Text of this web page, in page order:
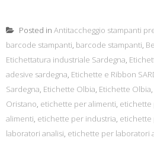
Posted in Antitaccheggio stampanti
barcode stampanti, barcode stampanti,
Etichettatura industriale Sardegna,
adesive sardegna, Etichette e Ribbon
Sardegna, Etichette Olbia, Etichette Olbia,
Oristano, etichette per alimenti, etichette
alimenti, etichette per industria, etichette
laboratori analisi, etichette per laboratori